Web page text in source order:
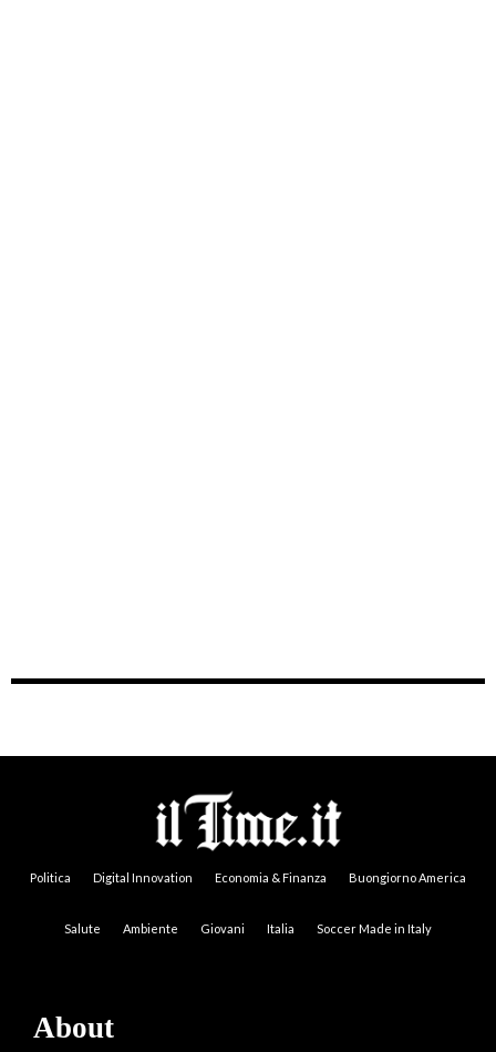
Politica Digital Innovation Economia & Finanza Buongiorno America
Salute Ambiente Giovani Italia Soccer Made in Italy
About